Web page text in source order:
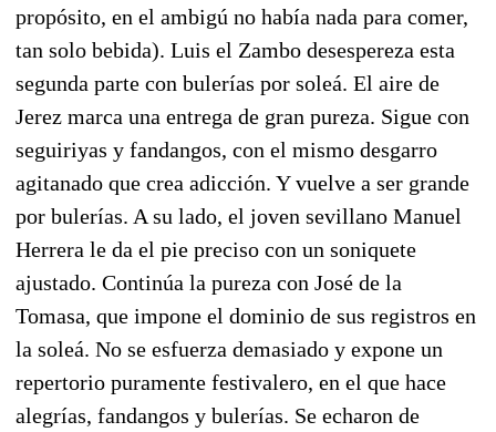
propósito, en el ambigú no había nada para comer,
tan solo bebida). Luis el Zambo desespereza esta
segunda parte con bulerías por soleá. El aire de
Jerez marca una entrega de gran pureza. Sigue con
seguiriyas y fandangos, con el mismo desgarro
agitanado que crea adicción. Y vuelve a ser grande
por bulerías. A su lado, el joven sevillano Manuel
Herrera le da el pie preciso con un soniquete
ajustado. Continúa la pureza con José de la
Tomasa, que impone el dominio de sus registros en
la soleá. No se esfuerza demasiado y expone un
repertorio puramente festivalero, en el que hace
alegrías, fandangos y bulerías. Se echaron de